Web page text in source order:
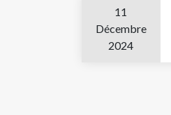
11
Décembre
2024